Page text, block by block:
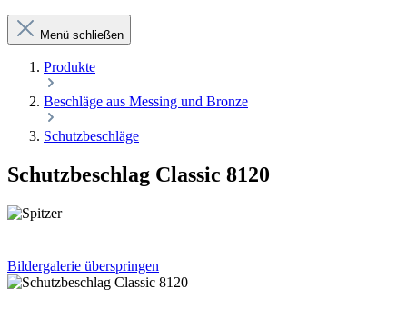
Menü schließen
Produkte
Beschläge aus Messing und Bronze
Schutzbeschläge
Schutzbeschlag Classic 8120
Bildergalerie überspringen